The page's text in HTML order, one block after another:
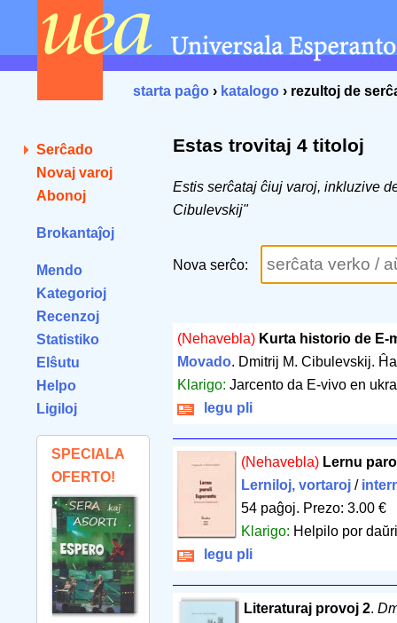
starta paĝo › katalogo › rezultoj de
Serĉado
Novaj varoj
Abonoj
Brokantaĵoj
Mendo
Kategorioj
Recenzoj
Statistiko
Elŝutu
Helpo
Ligiloj
SPECIALA
OFERTO!
Estas trovitaj 4 titoloj
Estis serĉataj ĉiuj varoj, inkluzive
Cibulevskij"
Nova serĉo:
(Nehavebla) Kurta historio de E-
Movado. Dmitrij M. Cibulevskij.
Klarigo: Jarcento da E-vivo en
legu pli
(Nehavebla) Lernu
Lerniloj, vortaroj /
54 paĝoj. Prezo: 3.00 €
Klarigo: Helpilo por
legu pli
Literaturaj provoj 2.